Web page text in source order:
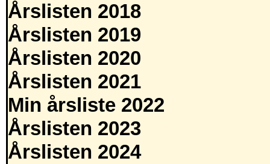
Årslisten 2018
Årslisten 2019
Årslisten 2020
Årslisten 2021
Min årsliste 2022
Årslisten 2023
Årslisten 2024